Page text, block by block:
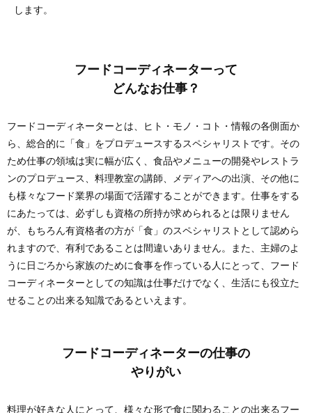
します。
フードコーディネーターって
どんなお仕事？
フードコーディネーターとは、ヒト・モノ・コト・情報の各側面か
ら、総合的に「食」をプロデュースするスペシャリストです。その
ため仕事の領域は実に幅が広く、食品やメニューの開発やレストラ
ンのプロデュース、料理教室の講師、メディアへの出演、その他に
も様々なフード業界の場面で活躍することができます。仕事をする
にあたっては、必ずしも資格の所持が求められるとは限りません
が、もちろん有資格者の方が「食」のスペシャリストとして認めら
れますので、有利であることは間違いありません。また、主婦のよ
うに日ごろから家族のために食事を作っている人にとって、フード
コーディネーターとしての知識は仕事だけでなく、生活にも役立た
せることの出来る知識であるといえます。
フードコーディネーターの仕事の
やりがい
料理が好きな人にとって、様々な形で食に関わることの出来るフー